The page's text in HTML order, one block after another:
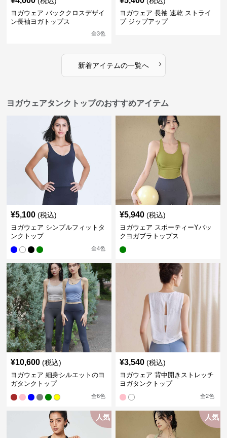
ヨガウェア バッククロスデザイ
ン長袖ヨガトップス
全3色
ヨガウェア 長袖 速乾 ストライ
プ ジップアップ
新着アイテムの一覧へ ›
ヨガウェアタンクトップのおすすめアイテム
¥5,100 (税込)
ヨガウェア シンプルフィットタ
ンクトップ
全4色
¥5,940 (税込)
ヨガウェア スポーティーYバッ
クヨガブラトップス
¥10,600 (税込)
ヨガウェア 細身シルエットのヨ
ガタンクトップ
全6色
¥3,540 (税込)
ヨガウェア 背中開きストレッチ
ヨガタンクトップ
全2色
人気 人気